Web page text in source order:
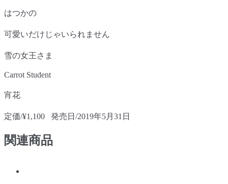
はつかの
可愛いだけじゃいられません
雪の女王さま
Carrot Student
宵花
定価/¥1,100 発売日/2019年5月31日
関連商品